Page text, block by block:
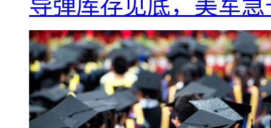
导弹库存见底，美军